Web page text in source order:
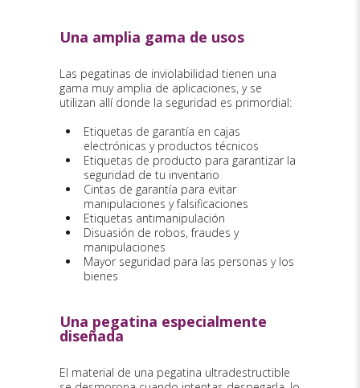
Una amplia gama de usos
Las pegatinas de inviolabilidad tienen una
gama muy amplia de aplicaciones, y se
utilizan allí donde la seguridad es primordial:
Etiquetas de garantía en cajas
electrónicas y productos técnicos
Etiquetas de producto para garantizar la
seguridad de tu inventario
Cintas de garantía para evitar
manipulaciones y falsificaciones
Etiquetas antimanipulación
Disuasión de robos, fraudes y
manipulaciones
Mayor seguridad para las personas y los
bienes
Una pegatina especialmente
diseñada
El material de una pegatina ultradestructible